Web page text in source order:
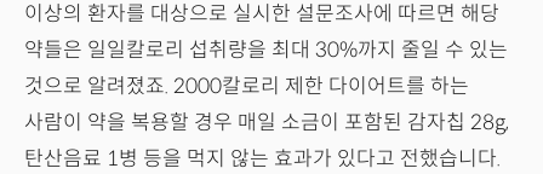
이상의 환자를 대상으로 실시한 설문조사에 따르면 해당
약들은 일일칼로리 섭취량을 최대 30%까지 줄일 수 있는
것으로 알려졌죠. 2000칼로리 제한 다이어트를 하는
사람이 약을 복용할 경우 매일 소금이 포함된 감자칩 28g,
탄산음료 1병 등을 먹지 않는 효과가 있다고 전했습니다.